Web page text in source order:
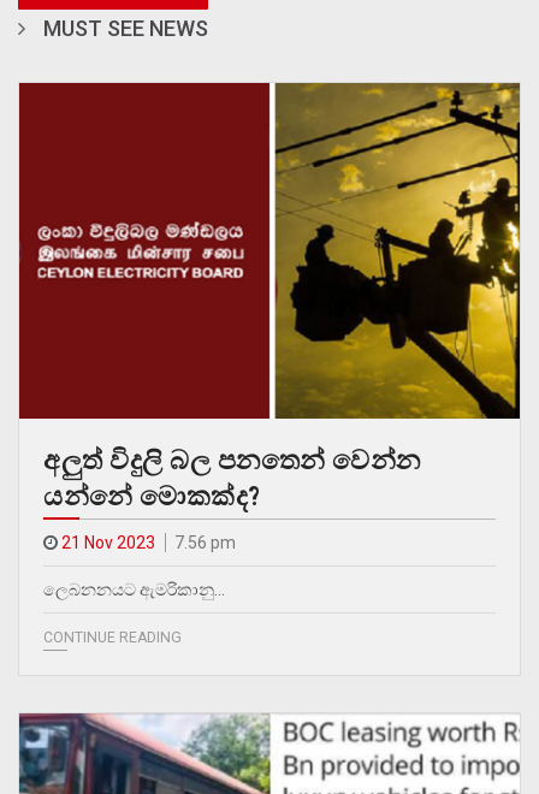
MUST SEE NEWS
අලුත් විදුලි බල පනතෙන් වෙන්න
යන්නේ මොකක්ද?
21 Nov 2023 7.56 pm
ලෙබනනයට ඇමරිකානු…
CONTINUE READING